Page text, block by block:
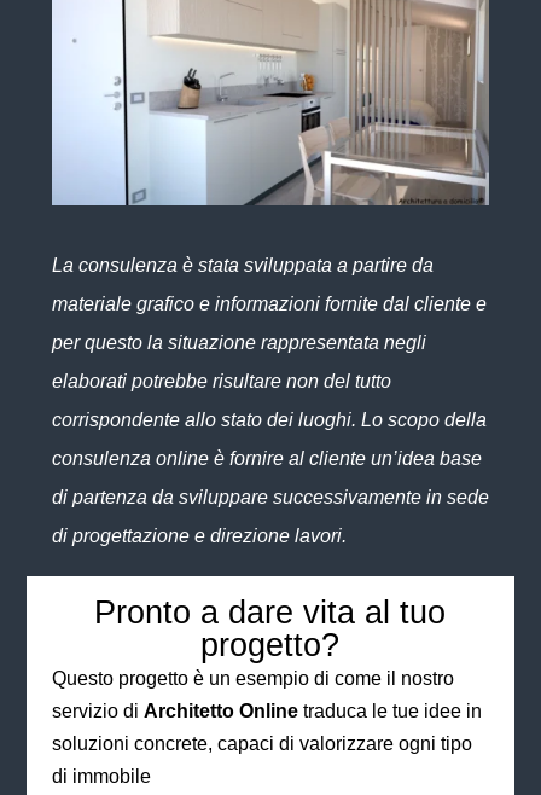
La consulenza è stata sviluppata a partire da
materiale grafico e informazioni fornite dal cliente e
per questo la situazione rappresentata negli
elaborati potrebbe risultare non del tutto
corrispondente allo stato dei luoghi. Lo scopo della
consulenza online è fornire al cliente un’idea base
di partenza da sviluppare successivamente in sede
di progettazione e direzione lavori.
Pronto a dare vita al tuo
progetto?
Questo progetto è un esempio di come il nostro
servizio di Architetto Onlinetraduca le tue idee in
soluzioni concrete, capaci di valorizzare ogni tipo
di immobile